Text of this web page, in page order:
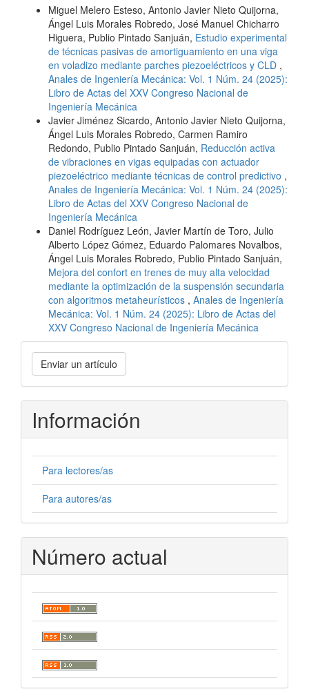
Miguel Melero Esteso, Antonio Javier Nieto Quijorna,
Ángel Luis Morales Robredo, José Manuel Chicharro
Higuera, Publio Pintado Sanjuán, Estudio experimental
de técnicas pasivas de amortiguamiento en una viga
en voladizo mediante parches piezoeléctricos y CLD ,
Anales de Ingeniería Mecánica: Vol. 1 Núm. 24 (2025):
Libro de Actas del XXV Congreso Nacional de
Ingeniería Mecánica
Javier Jiménez Sicardo, Antonio Javier Nieto Quijorna,
Ángel Luis Morales Robredo, Carmen Ramiro
Redondo, Publio Pintado Sanjuán, Reducción activa
de vibraciones en vigas equipadas con actuador
piezoeléctrico mediante técnicas de control predictivo ,
Anales de Ingeniería Mecánica: Vol. 1 Núm. 24 (2025):
Libro de Actas del XXV Congreso Nacional de
Ingeniería Mecánica
Daniel Rodríguez León, Javier Martín de Toro, Julio
Alberto López Gómez, Eduardo Palomares Novalbos,
Ángel Luis Morales Robredo, Publio Pintado Sanjuán,
Mejora del confort en trenes de muy alta velocidad
mediante la optimización de la suspensión secundaria
con algoritmos metaheurísticos , Anales de Ingeniería
Mecánica: Vol. 1 Núm. 24 (2025): Libro de Actas del
XXV Congreso Nacional de Ingeniería Mecánica
Enviar
un
artículo
Enviar un artículo
Información
Para lectores/as
Para autores/as
Número actual